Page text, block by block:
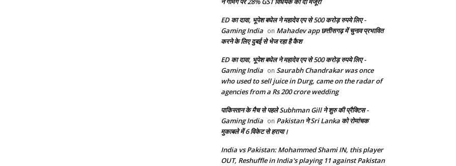
ED का दावा, भूपेश बघेल ने महादेव एप से 500 करोड़ रुपये लिए -
Gaming India on Mahadev app छत्तीसगढ़ में चुनाव प्रभावित
करने के लिए दुबई से भेज रहा है कैश
ED का दावा, भूपेश बघेल ने महादेव एप से 500 करोड़ रुपये लिए -
Gaming India on Saurabh Chandrakar was once
who used to sell juice in Durg, came on the radar of
agencies from a Rs 200 crore wedding
पाकिस्तान के मैच से पहले Subhman Gill ने शुरु की प्रैक्टिस -
Gaming India on Pakistan ने Sri Lanka को रोमांचक
मुकाबले में 6 विकेट से हराया।
India vs Pakistan: Mohammed Shami IN, this player
OUT, Reshuffle in India's playing 11 against Pakistan